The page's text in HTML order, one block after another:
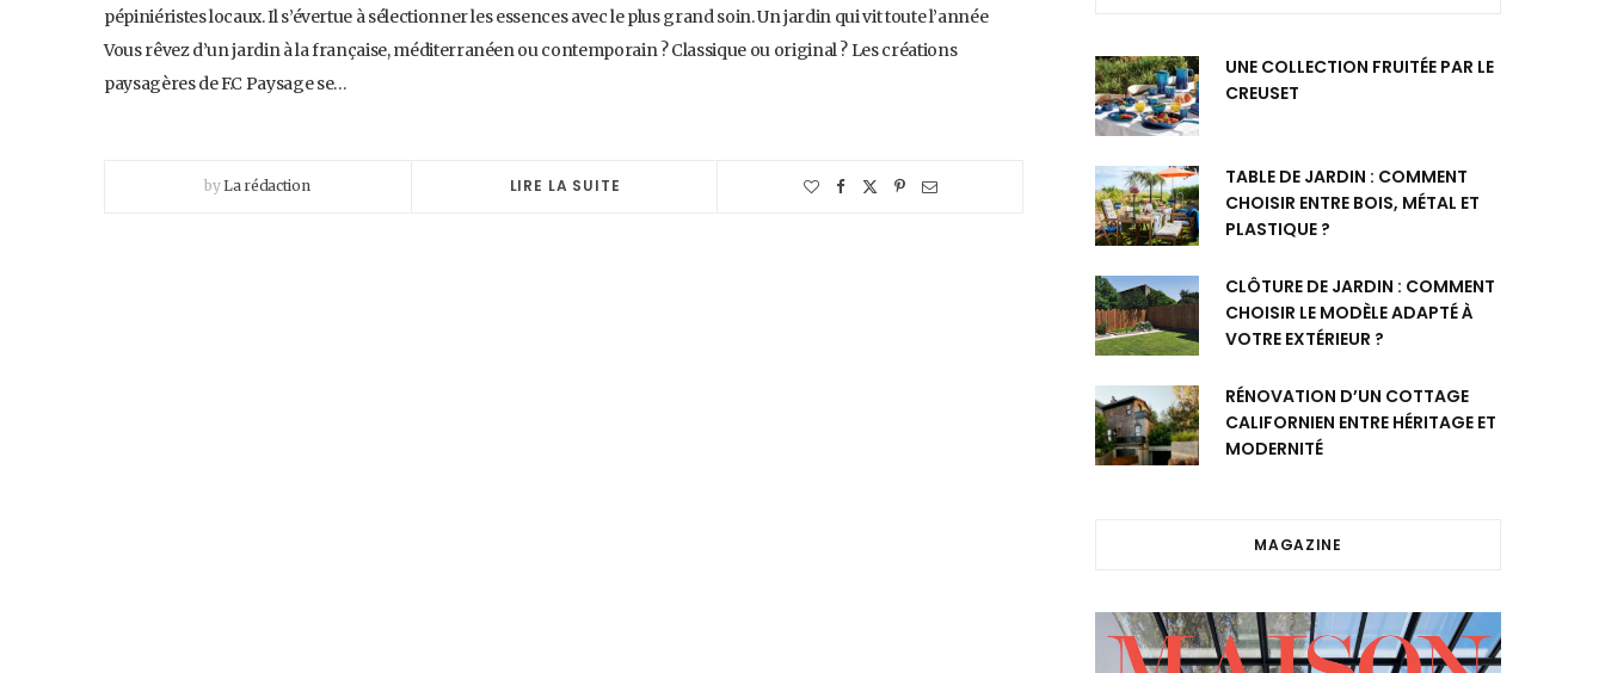
pépiniéristes locaux. Il s’évertue à sélectionner les essences avec le plus grand soin. Un jardin qui vit toute l’année
Vous rêvez d’un jardin à la française, méditerranéen ou contemporain ? Classique ou original ? Les créations
paysagères de F.C Paysage se…
byLa rédaction LIRE LA SUITE
UNE COLLECTION FRUITÉE PAR LE
CREUSET
TABLE DE JARDIN : COMMENT
CHOISIR ENTRE BOIS, MÉTAL ET
PLASTIQUE ?
CLÔTURE DE JARDIN : COMMENT
CHOISIR LE MODÈLE ADAPTÉ À
VOTRE EXTÉRIEUR ?
RÉNOVATION D’UN COTTAGE
CALIFORNIEN ENTRE HÉRITAGE ET
MODERNITÉ
MAGAZINE